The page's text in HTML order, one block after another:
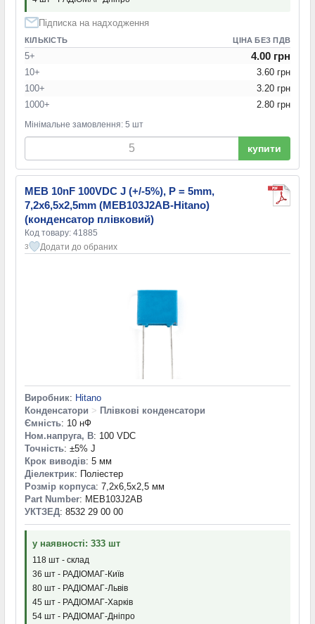
Підписка на надходження
КІЛЬКІСТЬ ЦІНА БЕЗ ПДВ
5+ 4.00 грн
10+
3.60 грн
100+
3.20 грн
1000+
2.80 грн
Мінімальне замовлення: 5 шт
купити
MEB 10nF 100VDC J (+/-5%), P = 5mm,
7,2x6,5x2,5mm (MEB103J2AB-Hitano)
(конденсатор плівковий)
Код товару: 41885
3 Додати до обраних
Виробник: Hitano
Конденсатори > Плівкові конденсатори
Ємність: 10 нФ
Ном.напруга, В: 100 VDC
Точність: ±5% J
Крок виводів: 5 мм
Діелектрик: Поліестер
Розмір корпуса: 7,2x6,5x2,5 мм
Part Number: MEB103J2AB
УКТЗЕД: 8532 29 00 00
у наявності: 333 шт
118 шт - склад
36 шт - РАДІОМАГ-Київ
80 шт - РАДІОМАГ-Львів
45 шт - РАДІОМАГ-Харків
54 шт - РАДІОМАГ-Дніпро